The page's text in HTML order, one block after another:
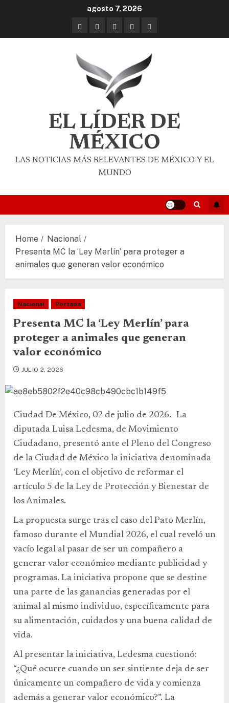
agosto 7, 2026
EL LÍDER DE
MÉXICO
LAS NOTICIAS MÁS RELEVANTES DE MÉXICO Y EL
MUNDO
Home
Nacional
Presenta MC la ‘Ley Merlín’ para proteger a
animales que generan valor económico
Nacional Portada
Presenta MC la ‘Ley Merlín’ para
proteger a animales que generan
valor económico
JULIO 2, 2026
Ciudad De México, 02 de julio de 2026.- La
diputada Luisa Ledesma, de Movimiento
Ciudadano, presentó ante el Pleno del Congreso
de la Ciudad de México la iniciativa denominada
‘Ley Merlín’, con el objetivo de reformar el
artículo 5 de la Ley de Protección y Bienestar de
los Animales.
La propuesta surge tras el caso del Pato Merlín,
famoso durante el Mundial 2026, el cual reveló un
vacío legal al pasar de ser un compañero a
generar valor económico mediante publicidad y
programas. La iniciativa propone que se destine
una parte de las ganancias generadas por el
animal al mismo individuo, específicamente para
su alimentación, cuidados y una buena calidad de
vida.
Al presentar la iniciativa, Ledesma cuestionó:
“¿Qué ocurre cuando un ser sintiente deja de ser
únicamente un compañero de vida y comienza
además a generar valor económico?”. La